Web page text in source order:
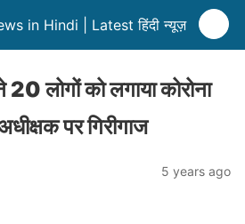
in Hindi | Latest हिंदी न्यूज़
20 लोगों को लगाया कोरोना
पर गिरीगाज
5 years ago